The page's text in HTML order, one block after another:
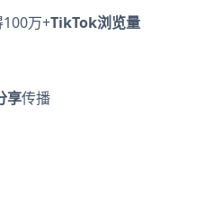
万+TikTok浏览量
享传播